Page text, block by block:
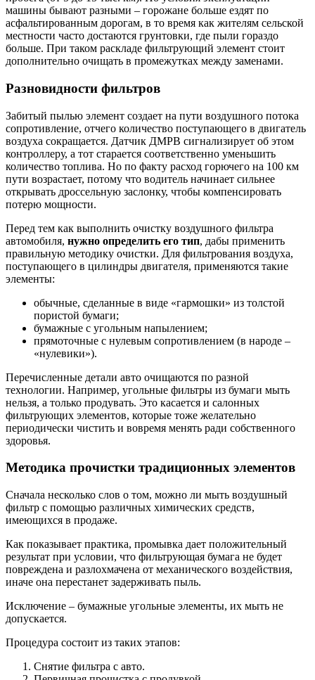
машины бывают разными – горожане больше ездят по
асфальтированным дорогам, в то время как жителям сельской
местности часто достаются грунтовки, где пыли гораздо
больше. При таком раскладе фильтрующий элемент стоит
дополнительно очищать в промежутках между заменами.
Разновидности фильтров
Забитый пылью элемент создает на пути воздушного потока
сопротивление, отчего количество поступающего в двигатель
воздуха сокращается. Датчик ДМРВ сигнализирует об этом
контроллеру, а тот старается соответственно уменьшить
количество топлива. Но по факту расход горючего на 100 км
пути возрастает, потому что водитель начинает сильнее
открывать дроссельную заслонку, чтобы компенсировать
потерю мощности.
Перед тем как выполнить очистку воздушного фильтра
автомобиля, нужно определить его тип, дабы применить
правильную методику очистки. Для фильтрования воздуха,
поступающего в цилиндры двигателя, применяются такие
элементы:
обычные, сделанные в виде «гармошки» из толстой
пористой бумаги;
бумажные с угольным напылением;
прямоточные с нулевым сопротивлением (в народе –
«нулевики»).
Перечисленные детали авто очищаются по разной
технологии. Например, угольные фильтры из бумаги мыть
нельзя, а только продувать. Это касается и салонных
фильтрующих элементов, которые тоже желательно
периодически чистить и вовремя менять ради собственного
здоровья.
Методика прочистки традиционных элементов
Сначала несколько слов о том, можно ли мыть воздушный
фильтр с помощью различных химических средств,
имеющихся в продаже.
Как показывает практика, промывка дает положительный
результат при условии, что фильтрующая бумага не будет
повреждена и разлохмачена от механического воздействия,
иначе она перестанет задерживать пыль.
Исключение – бумажные угольные элементы, их мыть не
допускается.
Процедура состоит из таких этапов:
Снятие фильтра с авто.